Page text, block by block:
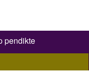
pendikte